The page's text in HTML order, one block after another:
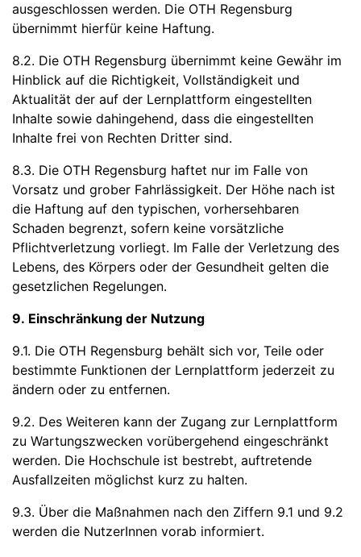
ausgeschlossen werden. Die OTH Regensburg
übernimmt hierfür keine Haftung.
8.2. Die OTH Regensburg übernimmt keine Gewähr im
Hinblick auf die Richtigkeit, Vollständigkeit und
Aktualität der auf der Lernplattform eingestellten
Inhalte sowie dahingehend, dass die eingestellten
Inhalte frei von Rechten Dritter sind.
8.3. Die OTH Regensburg haftet nur im Falle von
Vorsatz und grober Fahrlässigkeit. Der Höhe nach ist
die Haftung auf den typischen, vorhersehbaren
Schaden begrenzt, sofern keine vorsätzliche
Pflichtverletzung vorliegt. Im Falle der Verletzung des
Lebens, des Körpers oder der Gesundheit gelten die
gesetzlichen Regelungen.
9. Einschränkung der Nutzung
9.1. Die OTH Regensburg behält sich vor, Teile oder
bestimmte Funktionen der Lernplattform jederzeit zu
ändern oder zu entfernen.
9.2. Des Weiteren kann der Zugang zur Lernplattform
zu Wartungszwecken vorübergehend eingeschränkt
werden. Die Hochschule ist bestrebt, auftretende
Ausfallzeiten möglichst kurz zu halten.
9.3. Über die Maßnahmen nach den Ziffern 9.1 und 9.2
werden die NutzerInnen vorab informiert.